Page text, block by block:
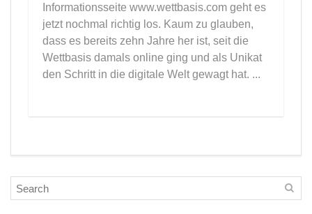
Informationsseite www.wettbasis.com geht es
jetzt nochmal richtig los. Kaum zu glauben,
dass es bereits zehn Jahre her ist, seit die
Wettbasis damals online ging und als Unikat
den Schritt in die digitale Welt gewagt hat. ...